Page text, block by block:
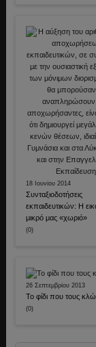
18 Ιουνίου 2014
Συνταξιοδοτήσεις
εκπαιδευτικών: Η
μικρό μας «χωριό»
(0)
26 Σεπτεμβρίου 2013
Το φίδι που τους
(0)